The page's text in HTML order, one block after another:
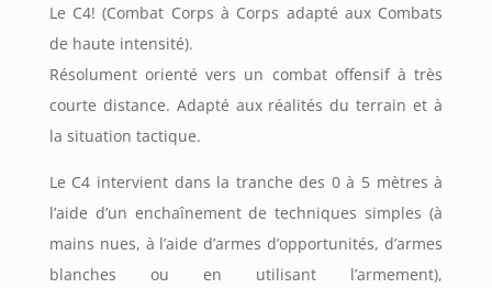
Le C4! (Combat Corps à Corps adapté aux Combats
de haute intensité).
Résolument orienté vers un combat offensif à très
courte distance. Adapté aux réalités du terrain et à
la situation tactique.
Le C4 intervient dans la tranche des 0 à 5 mètres à
l’aide d’un enchaînement de techniques simples (à
mains nues, à l’aide d’armes d’opportunités, d’armes
blanches ou en utilisant l’armement),